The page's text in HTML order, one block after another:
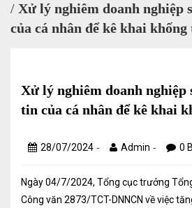
TRANG CHỦ GIỚI THIỆU
Làm thủ tục về thuế trọn gói
/ Xử lý nghiêm doanh nghiệp
của cá nhân để kê khai
Xử lý nghiêm doanh nghiệp
tin của cá nhân để kê khai
28/07/2024 - Admin - 0
Ngày 04/7/2024, Tổng cục trưởng
Công văn 2873/TCT-DNNCN về việc